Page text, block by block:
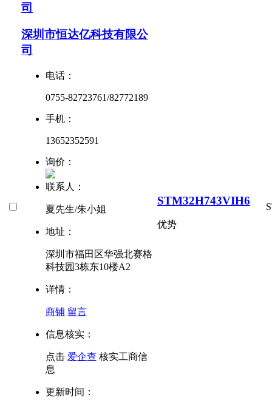
司
深圳市恒达亿科技有限公
司
电话：
0755-82723761/82772189
手机：
13652352591
询价：
联系人：
夏先生/朱小姐
地址：
深圳市福田区华强北赛格
科技园3栋东10楼A2
详情：
商铺 留言
信息核实：
点击 爱企查 核实工商信
息
更新时间：
STM32H743VIH6
优势